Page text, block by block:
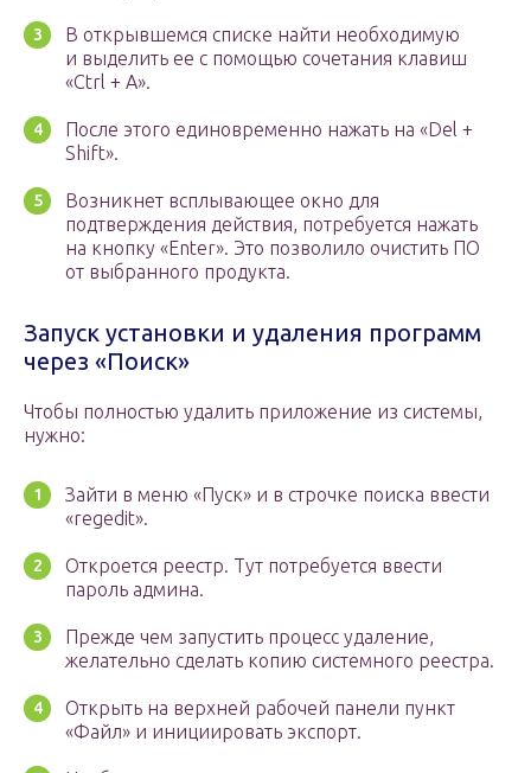
В открывшемся списке найти необходимую
и выделить ее с помощью сочетания клавиш
«Ctrl + А».
После этого единовременно нажать на «Del +
Shift».
Возникнет всплывающее окно для
подтверждения действия, потребуется нажать
на кнопку «Enter». Это позволило очистить ПО
от выбранного продукта.
Запуск установки и удаления программ
через «Поиск»
Чтобы полностью удалить приложение из системы,
нужно:
Зайти в меню «Пуск» и в строчке поиска ввести
«regedit».
Откроется реестр. Тут потребуется ввести
пароль админа.
Прежде чем запустить процесс удаление,
желательно сделать копию системного реестра.
Открыть на верхней рабочей панели пункт
«Файл» и инициировать экспорт.